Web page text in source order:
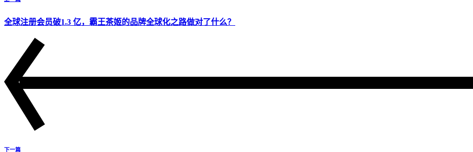
全球注册会员破1.3 亿，霸王茶姬的品牌全球化之路做对了什么？
下一篇